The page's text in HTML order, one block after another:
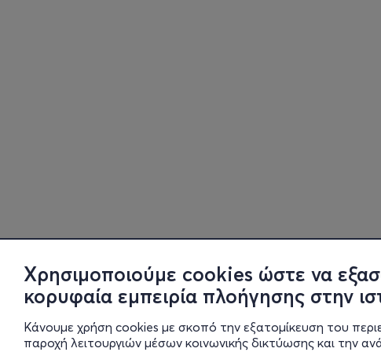
Χρησιμοποιούμε cookies ώστε να
κορυφαία εμπειρία πλοήγησης στην
Κάνουμε χρήση cookies με σκοπό την εξατομίκευση του
παροχή λειτουργιών μέσων κοινωνικής δικτύωσης και την